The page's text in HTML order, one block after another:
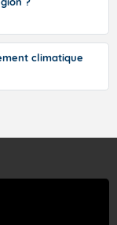
climatique